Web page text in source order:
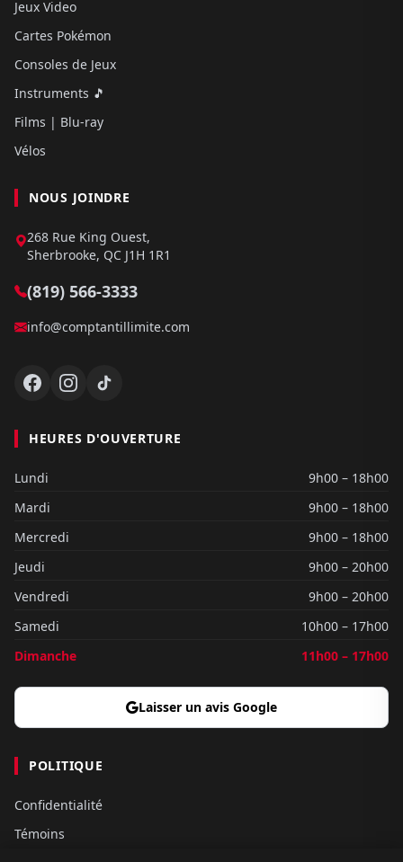
Jeux Video
Cartes Pokémon
Consoles de Jeux
Instruments 🎵
Films | Blu-ray
Vélos
NOUS JOINDRE
268 Rue King Ouest,
Sherbrooke, QC J1H 1R1
(819) 566-3333
info@comptantillimite.com
HEURES D'OUVERTURE
Lundi
9h00 – 18h00
Mardi
9h00 – 18h00
Mercredi
9h00 – 18h00
Jeudi
9h00 – 20h00
Vendredi
9h00 – 20h00
Samedi
10h00 – 17h00
Dimanche
11h00 – 17h00
Laisser un avis Google
POLITIQUE
Confidentialité
Témoins